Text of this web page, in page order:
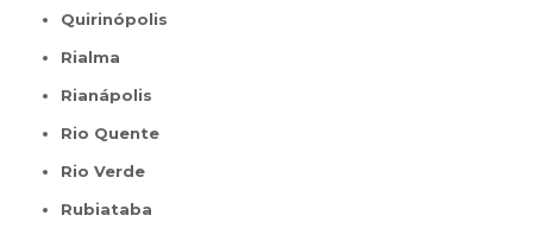
Quirinópolis
Rialma
Rianápolis
Rio Quente
Rio Verde
Rubiataba